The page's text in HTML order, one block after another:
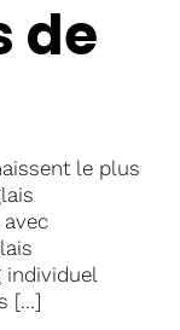
de
le plus
individuel
[...]